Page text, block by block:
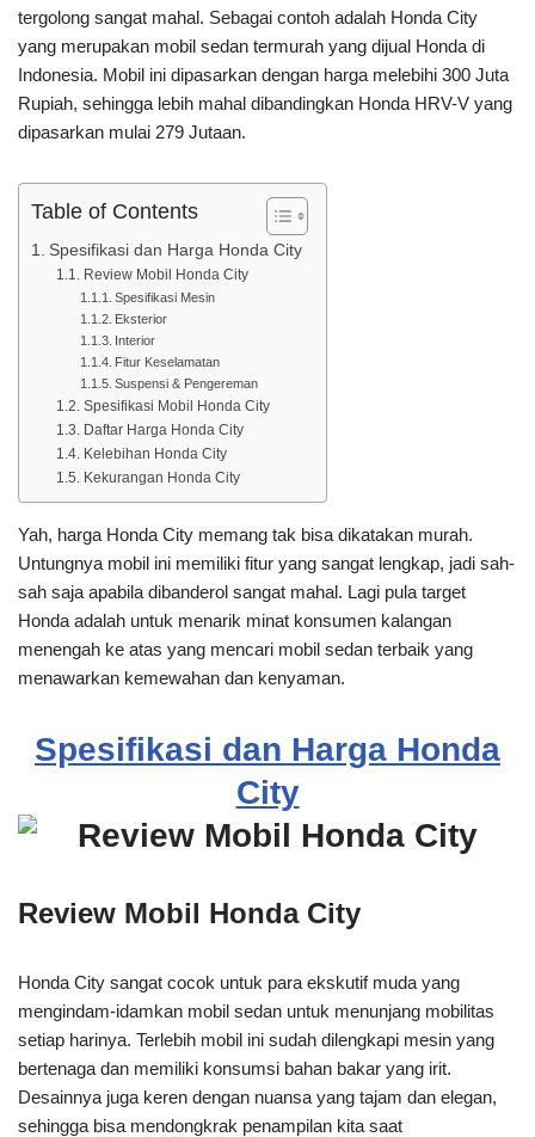
tergolong sangat mahal. Sebagai contoh adalah Honda City
yang merupakan mobil sedan termurah yang dijual Honda di
Indonesia. Mobil ini dipasarkan dengan harga melebihi 300 Juta
Rupiah, sehingga lebih mahal dibandingkan Honda HRV-V yang
dipasarkan mulai 279 Jutaan.
Table of Contents
Spesifikasi dan Harga Honda City
Review Mobil Honda City
Spesifikasi Mesin
Eksterior
Interior
Fitur Keselamatan
Suspensi & Pengereman
Spesifikasi Mobil Honda City
Daftar Harga Honda City
Kelebihan Honda City
Kekurangan Honda City
Yah, harga Honda City memang tak bisa dikatakan murah.
Untungnya mobil ini memiliki fitur yang sangat lengkap, jadi sah-
sah saja apabila dibanderol sangat mahal. Lagi pula target
Honda adalah untuk menarik minat konsumen kalangan
menengah ke atas yang mencari mobil sedan terbaik yang
menawarkan kemewahan dan kenyaman.
Spesifikasi dan Harga Honda
City
Review Mobil Honda City
Honda City sangat cocok untuk para ekskutif muda yang
mengindam-idamkan mobil sedan untuk menunjang mobilitas
setiap harinya. Terlebih mobil ini sudah dilengkapi mesin yang
bertenaga dan memiliki konsumsi bahan bakar yang irit.
Desainnya juga keren dengan nuansa yang tajam dan elegan,
sehingga bisa mendongkrak penampilan kita saat